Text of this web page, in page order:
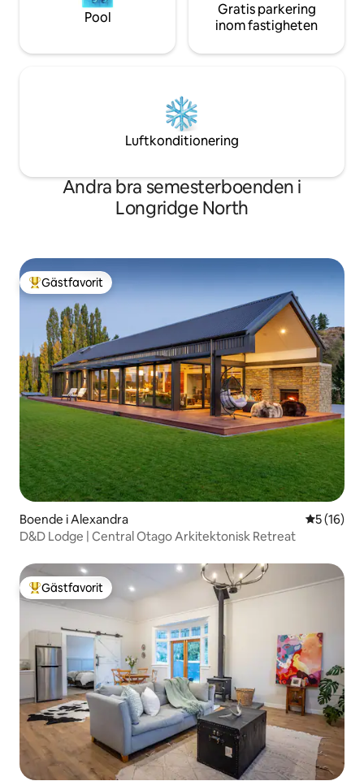
Pool
Gratis parkering
inom fastigheten
Luftkonditionering
Andra bra semesterboenden i
Longridge North
Populär gästfavorit
Gästfavorit
Boende i Alexandra 5 av 5 i
5 (16)
D&D Lodge | Central Otago Arkitektonisk Retreat
Populär gästfavorit
Gästfavorit